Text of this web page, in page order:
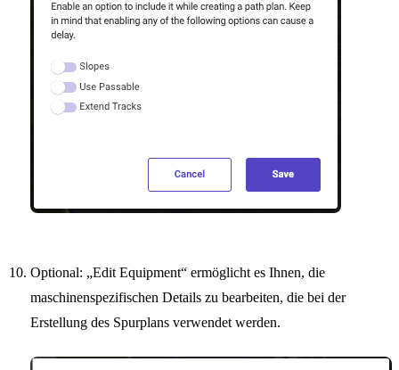
Optional: „Edit Equipment“ ermöglicht es Ihnen, die
maschinenspezifischen Details zu bearbeiten, die bei der
Erstellung des Spurplans verwendet werden.